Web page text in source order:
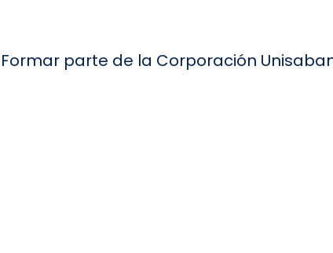
Formar parte de la Corporación